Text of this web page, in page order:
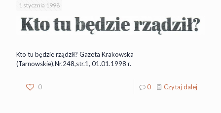
1 stycznia 1998
Kto tu będzie rządził? Gazeta Krakowska
(Tarnowskie),Nr.248,str.1, 01.01.1998 r.
0 0 Czytaj dalej